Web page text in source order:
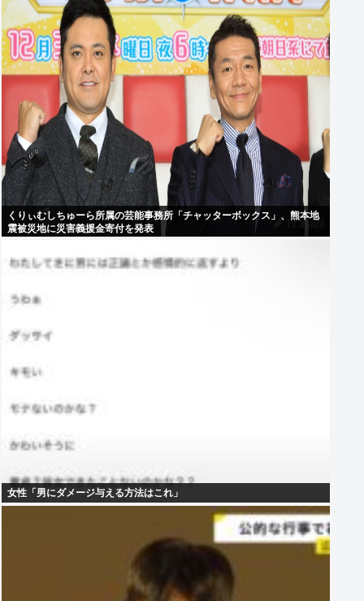
くりぃむしちゅーら所属の芸能事務所「チャッターボックス」、熊本地
震被災地に災害義援金寄付を発表
女性「男にダメージ与える方法はこれ」